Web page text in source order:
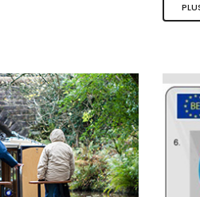
et
de